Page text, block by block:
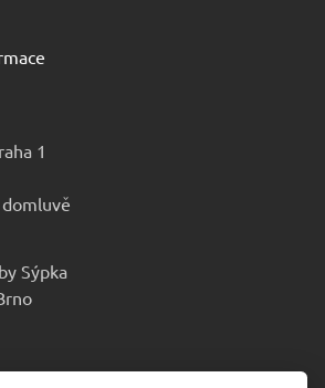
1
Sýpka